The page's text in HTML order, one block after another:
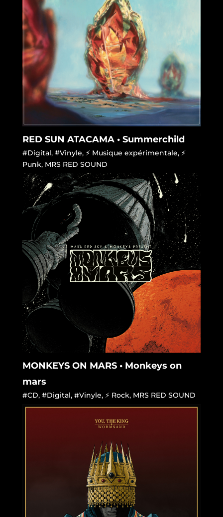
RED SUN ATACAMA • Summerchild
#Digital, #Vinyle, ⚡ Musique expérimentale, ⚡
Punk, MRS RED SOUND
MONKEYS ON MARS • Monkeys on
mars
#CD, #Digital, #Vinyle, ⚡ Rock, MRS RED SOUND